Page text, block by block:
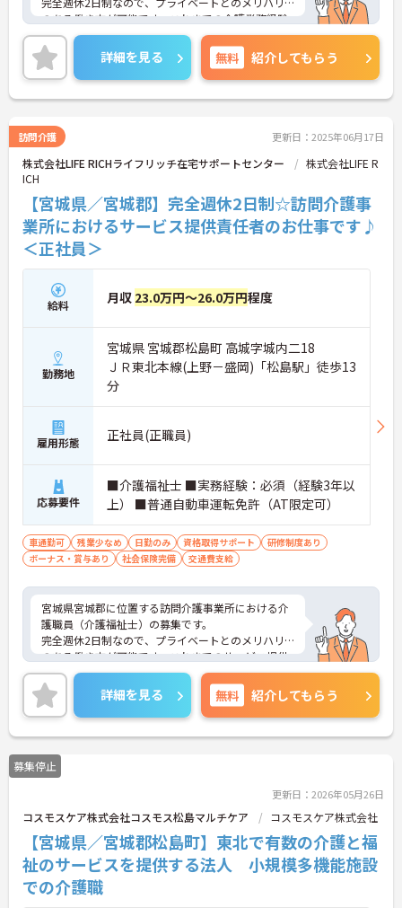
のある働き方が可能です。これまでの介護業務経験
を活かしながらご勤務いただける職場環境です。
ご興味のある方には、面接対策ポイントなど、さら
に詳細をお話しいたしますのでお気軽にご相談くだ
さい！
詳細を見る 無料 紹介してもらう
訪問介護 更新日：2025年06月17日
株式会社LIFE RICHライフリッチ在宅サポートセンター
株式会社LIFE R
ICH
【宮城県／宮城郡】完全週休2日制☆訪問介護事
業所におけるサービス提供責任者のお仕事です♪
＜正社員＞
給料 月収 23.0万円～26.0万円程度
勤務地
宮城県 宮城郡松島町 高城字城内二18
ＪＲ東北本線(上野－盛岡)「松島駅」徒歩13
分
雇用形態 正社員(正職員)
応募要件
■介護福祉士 ■実務経験：必須（経験3年以
上） ■普通自動車運転免許（AT限定可）
車通勤可 残業少なめ 日勤のみ 資格取得サポート
研修制度あり
ボーナス・賞与あり
社会保険完備 交通費支給
宮城県宮城郡に位置する訪問介護事業所における介
護職員（介護福祉士）の募集です。
完全週休2日制なので、プライベートとのメリハリ
のある働き方が可能です。これまでのサービス提供
責任者としての業務経験を活かしながらご勤務いた
だける職場環境です。
ご興味のある方には、面接対策ポイントなど、さら
に詳細をお話しいたしますのでお気軽にご相談くだ
さい！
詳細を見る 無料 紹介してもらう
募集停止
更新日：2026年05月26日
コスモスケア株式会社コスモス松島マルチケア コスモスケア株式会社
【宮城県／宮城郡松島町】東北で有数の介護と福
祉のサービスを提供する法人 小規模多機能施設
での介護職